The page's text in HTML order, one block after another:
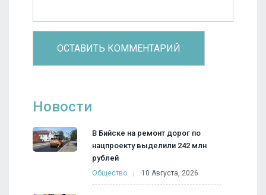
Новости
В Бийске на ремонт дорог по
нацпроекту выделили 242 млн
рублей
Общество 10 Августа, 2026